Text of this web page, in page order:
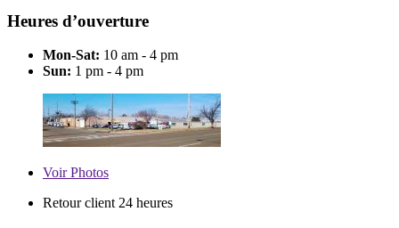
Heures d’ouverture
Mon-Sat: 10 am - 4 pm
Sun: 1 pm - 4 pm
VoirPhotos
Retour client 24 heures